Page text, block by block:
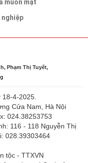
muôn mặt
nghiệp
Phạm Thị Tuyết,
4-2025.
Cửa Nam, Hà Nội
024.38253753
116 - 118 Nguyễn Thị
028.39303464
tộc - TTXVN